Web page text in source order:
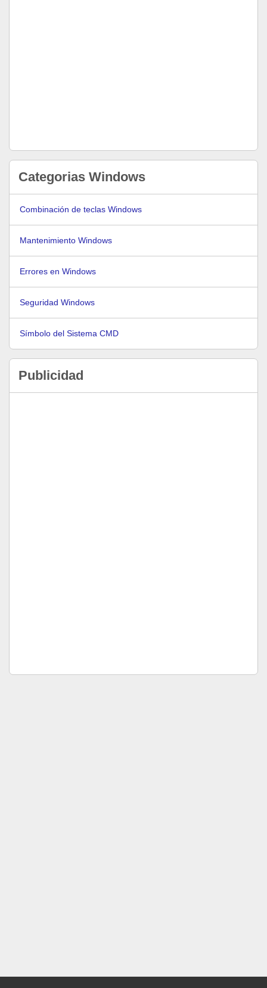
Categorias Windows
Combinación de teclas Windows
Mantenimiento Windows
Errores en Windows
Seguridad Windows
Símbolo del Sistema CMD
Publicidad